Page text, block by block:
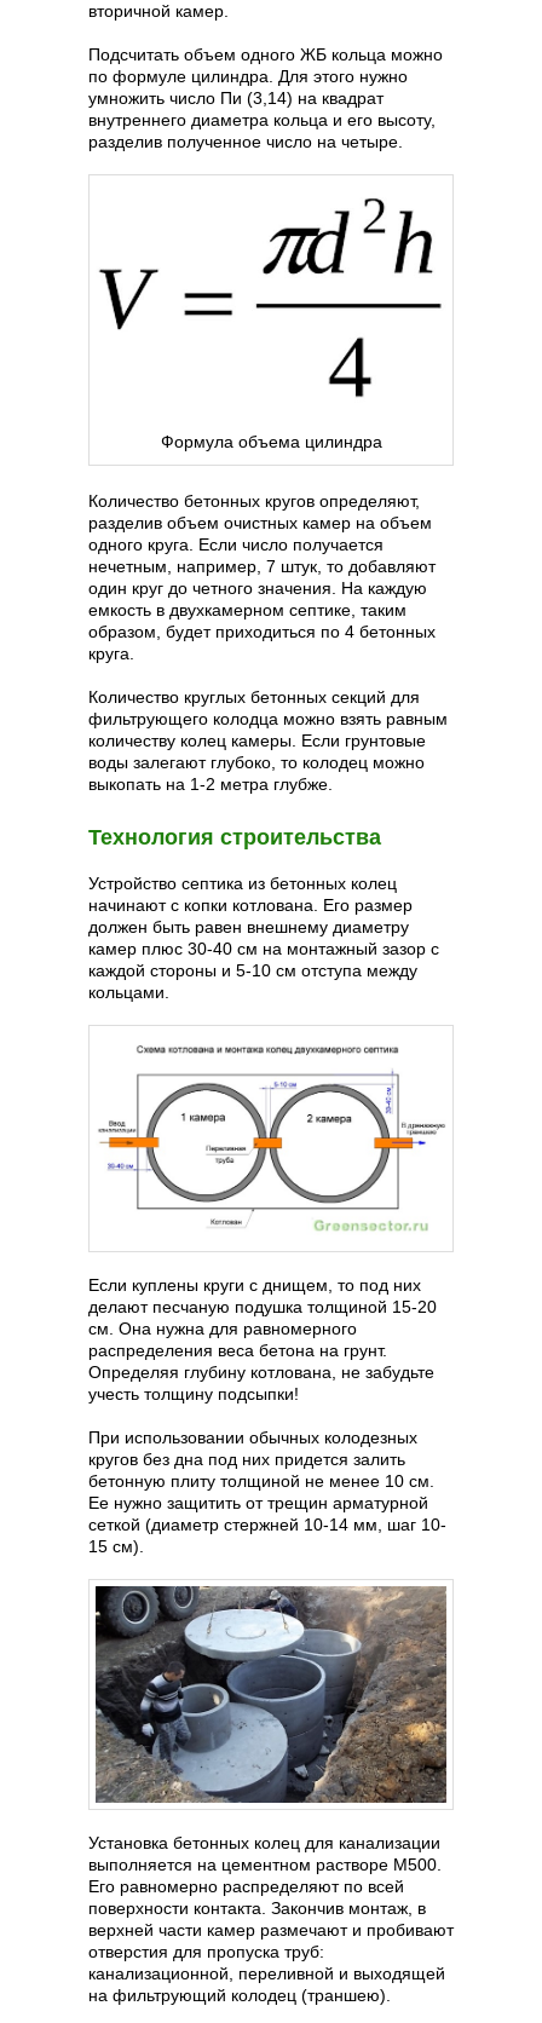
вторичной камер.
Подсчитать объем одного ЖБ кольца можно
по формуле цилиндра. Для этого нужно
умножить число Пи (3,14) на квадрат
внутреннего диаметра кольца и его высоту,
разделив полученное число на четыре.
Формула объема цилиндра
Количество бетонных кругов определяют,
разделив объем очистных камер на объем
одного круга. Если число получается
нечетным, например, 7 штук, то добавляют
один круг до четного значения. На каждую
емкость в двухкамерном септике, таким
образом, будет приходиться по 4 бетонных
круга.
Количество круглых бетонных секций для
фильтрующего колодца можно взять равным
количеству колец камеры. Если грунтовые
воды залегают глубоко, то колодец можно
выкопать на 1-2 метра глубже.
Технология строительства
Устройство септика из бетонных колец
начинают с копки котлована. Его размер
должен быть равен внешнему диаметру
камер плюс 30-40 см на монтажный зазор с
каждой стороны и 5-10 см отступа между
кольцами.
Если куплены круги с днищем, то под них
делают песчаную подушка толщиной 15-20
см. Она нужна для равномерного
распределения веса бетона на грунт.
Определяя глубину котлована, не забудьте
учесть толщину подсыпки!
При использовании обычных колодезных
кругов без дна под них придется залить
бетонную плиту толщиной не менее 10 см.
Ее нужно защитить от трещин арматурной
сеткой (диаметр стержней 10-14 мм, шаг 10-
15 см).
Установка бетонных колец для канализации
выполняется на цементном растворе М500.
Его равномерно распределяют по всей
поверхности контакта. Закончив монтаж, в
верхней части камер размечают и пробивают
отверстия для пропуска труб:
канализационной, переливной и выходящей
на фильтрующий колодец (траншею).